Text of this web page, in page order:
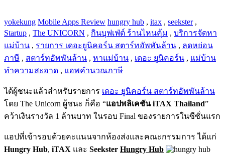
yokekung Mobile Apps Review hungry hub , itax , seekster,
Startup , The UNICORN , กินบุฟเฟ่ต์ ร้านไหนคุ้ม , บริการจัดหา
แม่บ้าน , รายการ เดอะยูนิคอร์น สตาร์ทอัพพันล้าน , ลดหย่อน
ภาษี , สตาร์ทอัพพันล้าน , หาแม่บ้าน , เดอะ ยูนิคอร์น , แม่บ้าน
ทำความสะอาด , แอพคำนวณภาษี
ได้ผู้ชนะแล้วสำหรับรายการ เดอะ ยูนิคอร์น สตาร์ทอัพพันล้าน
โดย The Unicorn ผู้ชนะ ก็คือ “แอปพลิเคชัน iTAX Thailand”
คว้าเงินรางวัล 1 ล้านบาท ในรอบ Final ของรายการในซีซั่นแรก
แอปที่เข้ารอบด้วยคะแนนจากห้องส่งและคณะกรรมการ ได้แก่
Hungry Hub, iTAX และ Seekster Hungry Hub